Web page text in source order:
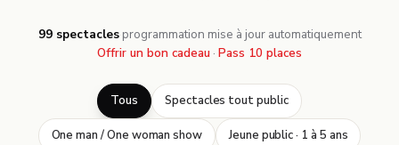
99 spectacles· programmation mise à jour automatiquement
Offrir un bon cadeau · Pass 10 places
Tous Spectacles tout public
One man / One woman show Jeune public · 1 à 5 ans